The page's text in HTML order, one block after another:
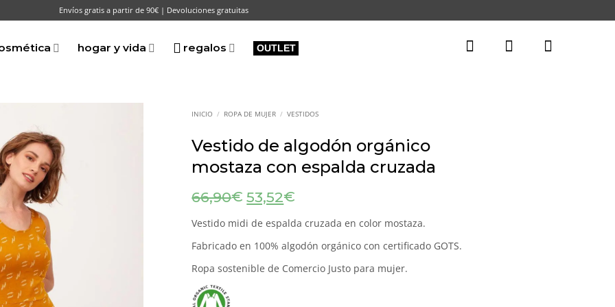
Envíos gratis a partir de 90€ | Devoluciones gratuitas
hogar y vida regalos OUTLET
INICIO / ROPA DE MUJER / VESTIDOS
Vestido de algodón orgánico
mostaza con espalda cruzada
66,90€ El
precio
original
era:
66,90€.
53,52€
actual
es:
53,52€.
Vestido midi de espalda cruzada en color mostaza.
Fabricado en 100% algodón orgánico con certificado GOTS.
Ropa sostenible de Comercio Justo para mujer.